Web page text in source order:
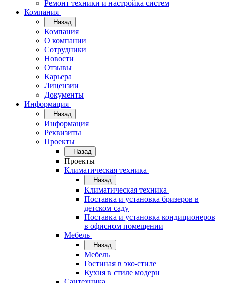
Ремонт техники и настройка систем
Компания
Назад
Компания
О компании
Сотрудники
Новости
Отзывы
Карьера
Лицензии
Документы
Информация
Назад
Информация
Реквизиты
Проекты
Назад
Проекты
Климатическая техника
Назад
Климатическая техника
Поставка и установка бризеров в
детском саду
Поставка и установка кондиционеров
в офисном помещении
Мебель
Назад
Мебель
Гостиная в эко-стиле
Кухня в стиле модерн